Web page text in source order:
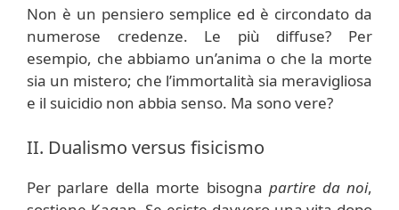
Non è un pensiero semplice ed è circondato da
numerose credenze. Le più diffuse? Per
esempio, che abbiamo un’anima o che la morte
sia un mistero; che l’immortalità sia meravigliosa
e il suicidio non abbia senso. Ma sono vere?
II. Dualismo versus fisicismo
Per parlare della morte bisognapartire da noi,